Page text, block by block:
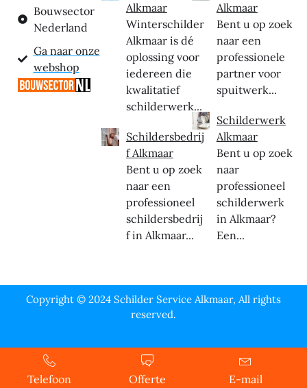
Bouwsector
Nederland
Ga naar onze
webshop
Alkmaar
Winterschilder
Alkmaar is dé
oplossing voor
iedereen die
kwalitatief
schilderwerk...
Schildersbedrij
f Alkmaar
Bent u op zoek
naar een
professioneel
schildersbedrij
f in Alkmaar...
Alkmaar
Bent u op zoek
naar een
professionele
partner voor
spuitwerk...
Schilderwerk
Alkmaar
Bent u op zoek
naar
professioneel
schilderwerk
in Alkmaar?
Een...
Copyright © 2024 Schilder Service Alkmaar, All rights
reserved.
Telefoon Offerte E-mail